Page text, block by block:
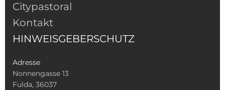
Citypastoral
Kontakt
HINWEISGEBERSCHUTZ
Adresse
Nonnengasse 13
Fulda, 36037